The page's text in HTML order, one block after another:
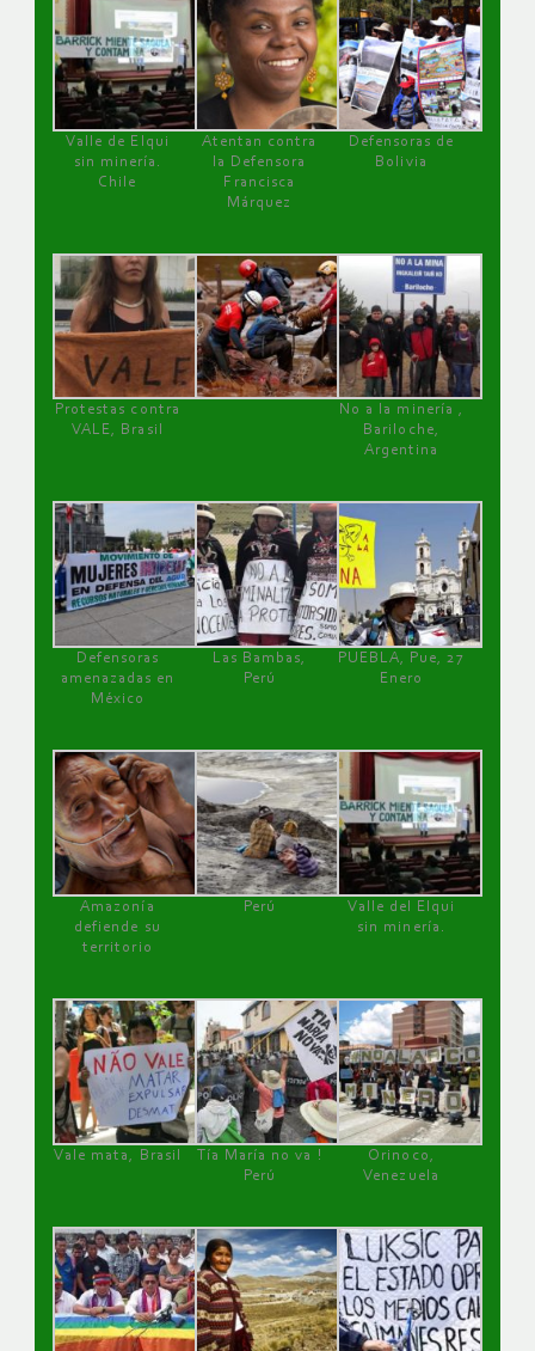
Valle de Elqui
sin minería.
Chile
Atentan contra
la Defensora
Francisca
Márquez
Defensoras de
Bolivia
Protestas contra
VALE, Brasil
No a la minería ,
Bariloche,
Argentina
Defensoras
amenazadas en
México
Las Bambas,
Perú
PUEBLA, Pue, 27
Enero
Amazonía
defiende su
territorio
Perú
Valle del Elqui
sin minería.
Vale mata, Brasil
Tía María no va !
Perú
Orinoco,
Venezuela